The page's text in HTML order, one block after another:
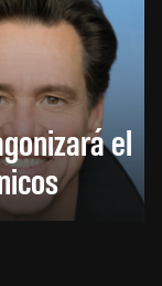
el